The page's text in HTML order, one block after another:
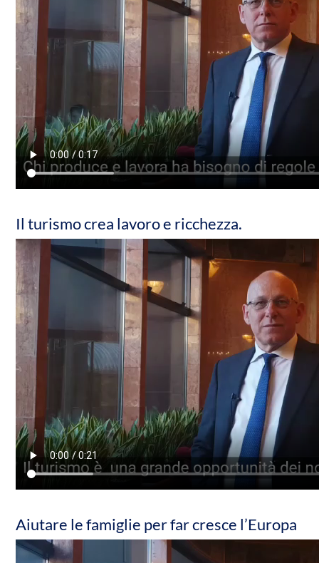
Il turismo crea lavoro e ricchezza.
Aiutare le famiglie per far cresce l’Europa